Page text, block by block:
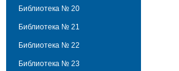
Библиотека № 20
Библиотека № 21
Библиотека № 22
Библиотека № 23